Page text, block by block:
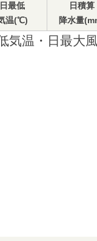
日最低
温(℃)
日積算
降水量
気温・日最大